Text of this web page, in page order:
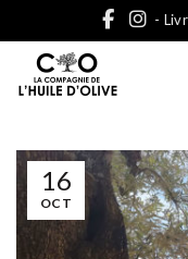
-
16
OCT